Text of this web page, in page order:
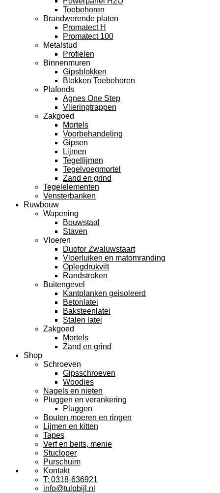
Toebehoren
Brandwerende platen
Promatect H
Promatect 100
Metalstud
Profielen
Binnenmuren
Gipsblokken
Blokken Toebehoren
Plafonds
Agnes One Step
Vlieringtrappen
Zakgoed
Mortels
Voorbehandeling
Gipsen
Lijmen
Tegellijmen
Tegelvoegmortel
Zand en grind
Tegelelementen
Vensterbanken
Ruwbouw
Wapening
Bouwstaal
Staven
Vloeren
Duofor Zwaluwstaart
Vloerluiken en matomranding
Oplegdrukvilt
Randstroken
Buitengevel
Kantplanken geisoleerd
Betonlatei
Baksteenlatei
Stalen latei
Zakgoed
Mortels
Zand en grind
Shop
Schroeven
Gipsschroeven
Woodies
Nagels en nieten
Pluggen en verankering
Pluggen
Bouten moeren en ringen
Lijmen en kitten
Tapes
Verf en beits, menie
Stucloper
Purschuim
Kontakt
T: 0318-636921
info@tulpbijl.nl